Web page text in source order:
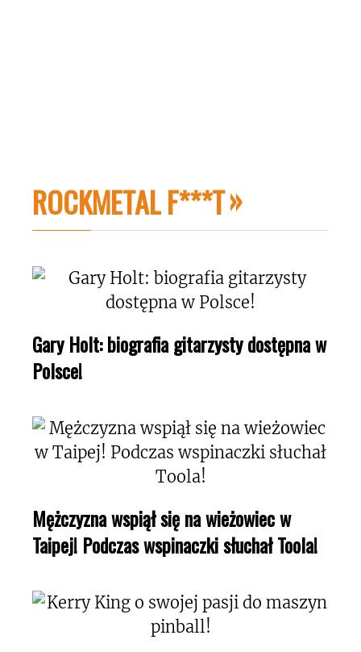
ROCKMETAL F***T
Gary Holt: biografia gitarzysty dostępna w
Polsce!
Mężczyzna wspiął się na wieżowiec w
Taipej! Podczas wspinaczki słuchał Toola!